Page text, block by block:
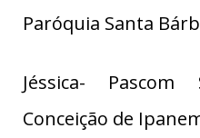
Paróquia Santa
Jéssica-
Conceição de